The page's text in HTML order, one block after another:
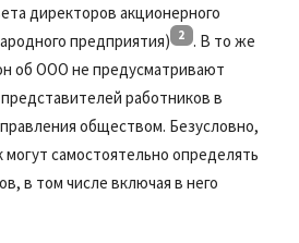
директоров акционерного
предприятия)
2 . В то же
об ООО не предусматривают
работников в
обществом. Безусловно,
самостоятельно определять
в том числе включая в него